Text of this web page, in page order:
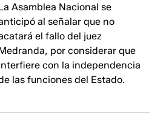
Asamblea Nacional se
al señalar que no
el fallo del juez
por considerar que
con la independencia
las funciones del Estado.